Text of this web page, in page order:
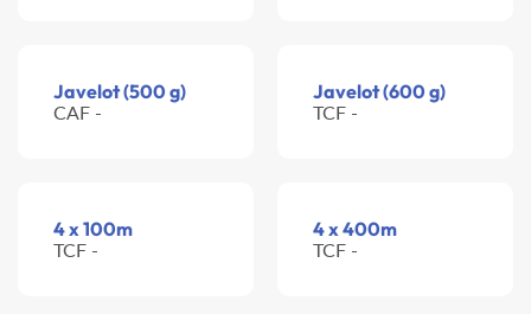
Javelot (500 g)
CAF -
Javelot (600 g)
TCF -
4 x 100m
TCF -
4 x 400m
TCF -